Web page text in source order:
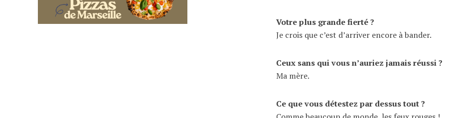
Votre plus grande fierté ?
Je crois que c’est d’arriver encore à bander.
Ceux sans qui vous n’auriez jamais réussi ?
Ma mère.
Ce que vous détestez par dessus tout ?